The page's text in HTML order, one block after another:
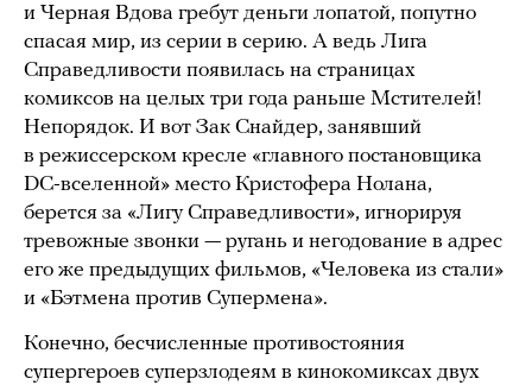
и Черная Вдова гребут деньги лопатой, попутно
спасая мир, из серии в серию. А ведь Лига
Справедливости появилась на страницах
комиксов на целых три года раньше Мстителей!
Непорядок. И вот Зак Снайдер, занявший
в режиссерском кресле «главного постановщика
DC-вселенной» место Кристофера Нолана,
берется за «Лигу Справедливости», игнорируя
тревожные звонки — ругань и негодование в адрес
его же предыдущих фильмов, «Человека из стали»
и «Бэтмена против Супермена».
Конечно, бесчисленные противостояния
супергероев суперзлодеям в кинокомиксах двух